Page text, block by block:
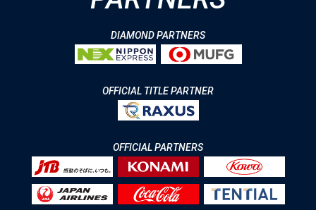
DIAMOND PARTNERS
OFFICIAL TITLE PARTNER
OFFICIAL PARTNERS